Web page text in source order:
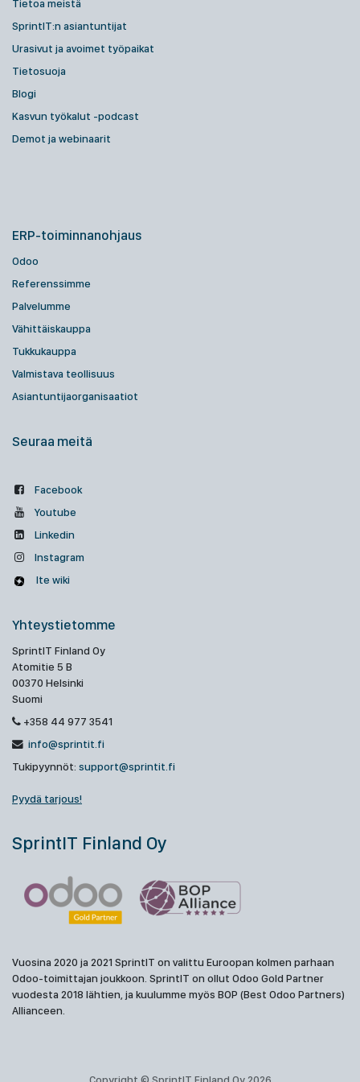
Tietoa meistä
SprintIT:n asiantuntijat
Urasivut ja avoimet työpaikat
Tietosuoja
Blogi
Kasvun työkalut -podcast
Demot ja webinaarit
ERP-toiminnanohjaus
Odoo
Referenssimme
Palvelumme
Vähittäiskauppa
Tukkukauppa
Valmistava teollisuus
Asiantuntijaorganisaatiot
Seuraa meitä
Facebook
Youtube
Linkedin
Instagram
Ite wiki
Yhteystietomme
SprintIT Finland Oy
Atomitie 5 B
00370 Helsinki
Suomi
+358 44 977 3541
info@sprintit.fi
Tukipyynnöt: support@sprintit.fi
Pyydä tarjous!
SprintIT Finland Oy
Vuosina 2020 ja 2021 SprintIT on valittu Euroopan kolmen parhaan
Odoo-toimittajan joukkoon. SprintIT on ollut Odoo Gold Partner
vuodesta 2018 lähtien, ja kuulumme myös BOP (Best Odoo Partners)
Allianceen.
Copyright © SprintIT Finland Oy 2026